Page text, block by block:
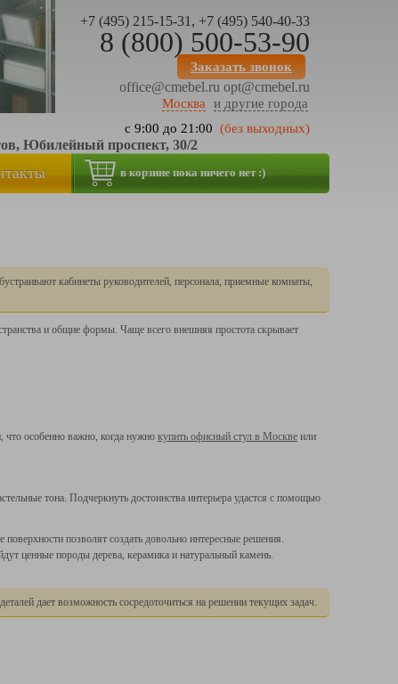
+7 (495) 215-15-31, +7 (495) 540-40-33
8 (800) 500-53-90
Заказать звонок
office@cmebel.ru opt@cmebel.ru
Москва
и другие города
с 9:00 до 21:00 (без выходных)
Юбилейный проспект, 30/2
в корзине пока ничего нет :)
кабинеты руководителей, персонала, приемные комнаты,
и общие формы. Чаще всего внешняя простота скрывает
особенно важно, когда нужнокупить офисный стул в Москве или
тона. Подчеркнуть достоинства интерьера удастся с помощью
позволят создать довольно интересные решения.
ценные породы дерева, керамика и натуральный камень.
дает возможность сосредоточиться на решении текущих задач.